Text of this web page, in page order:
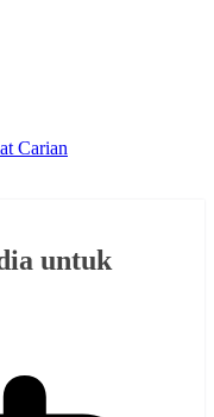
Carian
untuk